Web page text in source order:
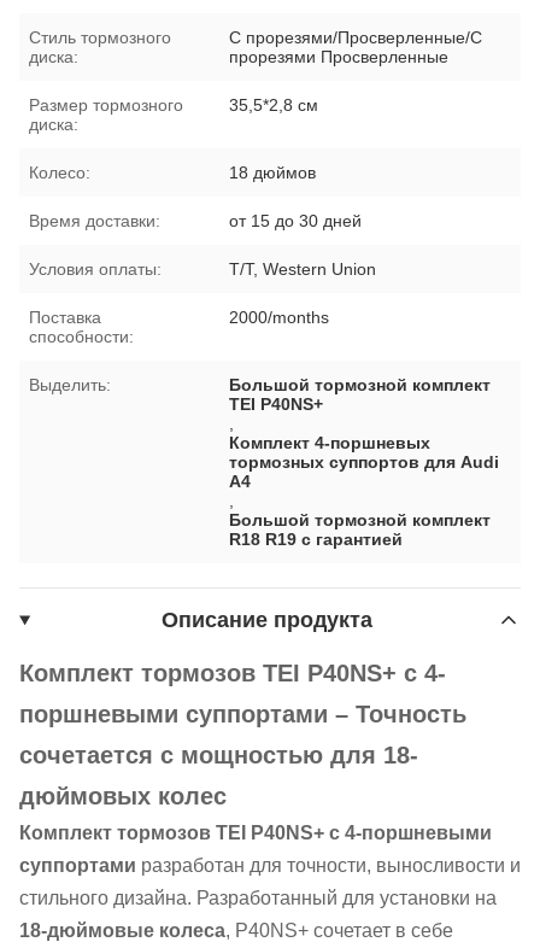
Стиль тормозного
диска:
С прорезями/Просверленные/С
прорезями Просверленные
Размер тормозного
диска:
35,5*2,8 см
Колесо: 18 дюймов
Время доставки: от 15 до 30 дней
Условия оплаты: T/T, Western Union
Поставка
способности:
2000/months
Выделить:
Большой тормозной комплект
TEI P40NS+
Комплект 4-поршневых
тормозных суппортов для Audi
A4
Большой тормозной комплект
R18 R19 с гарантией
Описание продукта
Комплект тормозов TEI P40NS+ с 4-
поршневыми суппортами – Точность
сочетается с мощностью для 18-
дюймовых колес
Комплект тормозов TEI P40NS+ с 4-поршневыми
суппортами разработан для точности, выносливости и
стильного дизайна. Разработанный для установки на
18-дюймовые колеса, P40NS+ сочетает в себе